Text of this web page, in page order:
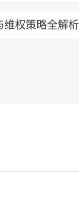
维权策略全解析